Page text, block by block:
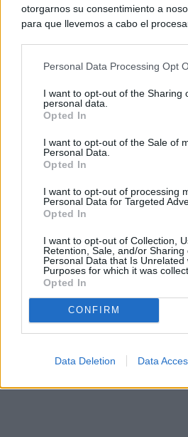
otorgarnos su consentimiento a
para que llevemos a cabo el
negar su consentimiento. Tenga en
de su consentimiento, pero usted
rechazar tal procesamiento. Sus
cualquier momento entrando de
visitando nuestra política de
Personal Data Processing Opt
I want to opt-out of the Sharing
personal data.
Opted In
I want to opt-out of the Sale of
Personal Data.
Opted In
I want to opt-out of processing
Personal Data for Targeted
Opted In
I want to opt-out of Collection,
Retention, Sale, and/or Sharing
Personal Data that Is Unrelated
Purposes for which it was
Opted In
CONFIRM
Data Deletion Data